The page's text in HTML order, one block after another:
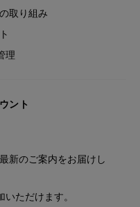
取り組み
理
ント
新のご案内をお届けし
ただけます。